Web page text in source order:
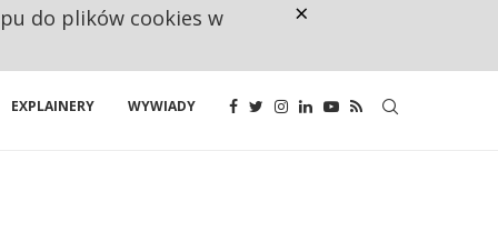
EXPLAINERY WYWIADY
do plików cookies w ×